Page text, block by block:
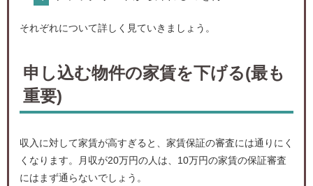
それぞれについて詳しく見ていきましょう。
申し込む物件の家賃を下げる(最も
重要)
収入に対して家賃が高すぎると、家賃保証の審査には通りにく
くなります。月収が20万円の人は、10万円の家賃の保証審査
にはまず通らないでしょう。